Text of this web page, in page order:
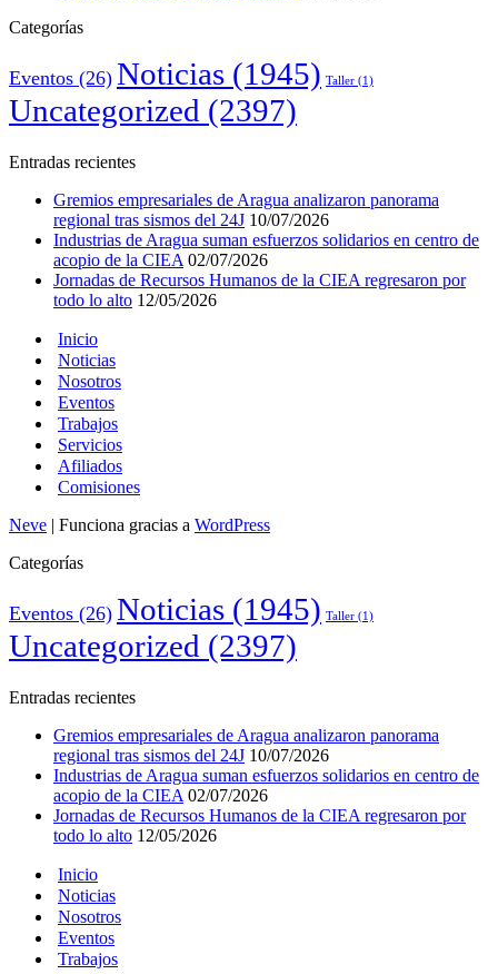
Categorías
Eventos (26) Noticias (1945) Taller (1)
Uncategorized (2397)
Entradas recientes
Gremios empresariales de Aragua analizaron panorama
regional tras sismos del 24J 10/07/2026
Industrias de Aragua suman esfuerzos solidarios en centro de
acopio de la CIEA 02/07/2026
Jornadas de Recursos Humanos de la CIEA regresaron por
todo lo alto 12/05/2026
Inicio
Noticias
Nosotros
Eventos
Trabajos
Servicios
Afiliados
Comisiones
Neve | Funciona gracias a WordPress
Categorías
Eventos (26) Noticias (1945) Taller (1)
Uncategorized (2397)
Entradas recientes
Gremios empresariales de Aragua analizaron panorama
regional tras sismos del 24J 10/07/2026
Industrias de Aragua suman esfuerzos solidarios en centro de
acopio de la CIEA 02/07/2026
Jornadas de Recursos Humanos de la CIEA regresaron por
todo lo alto 12/05/2026
Inicio
Noticias
Nosotros
Eventos
Trabajos